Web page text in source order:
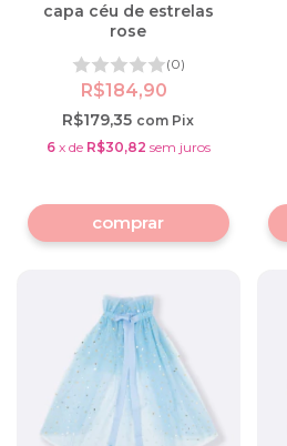
capa céu de estrelas
rose
(0)
R$184,90
R$179,35 com Pix
6 x de R$30,82 sem juros
comprar